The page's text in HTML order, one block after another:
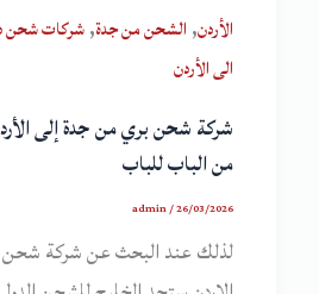
الأردن, الشحن من جدة,شركات شحن
الى الأردن
شركة شحن بري من جدة إلى
من الباب للباب
admin/26/03/2026
لذلك عند البحث عن شركة